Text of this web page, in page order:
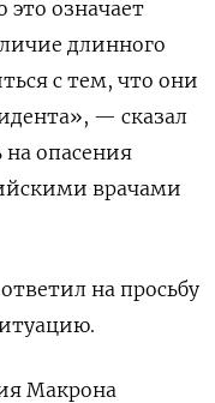
означает
длинного
с тем, что они
— сказал
на опасения
врачами
на просьбу
Макрона